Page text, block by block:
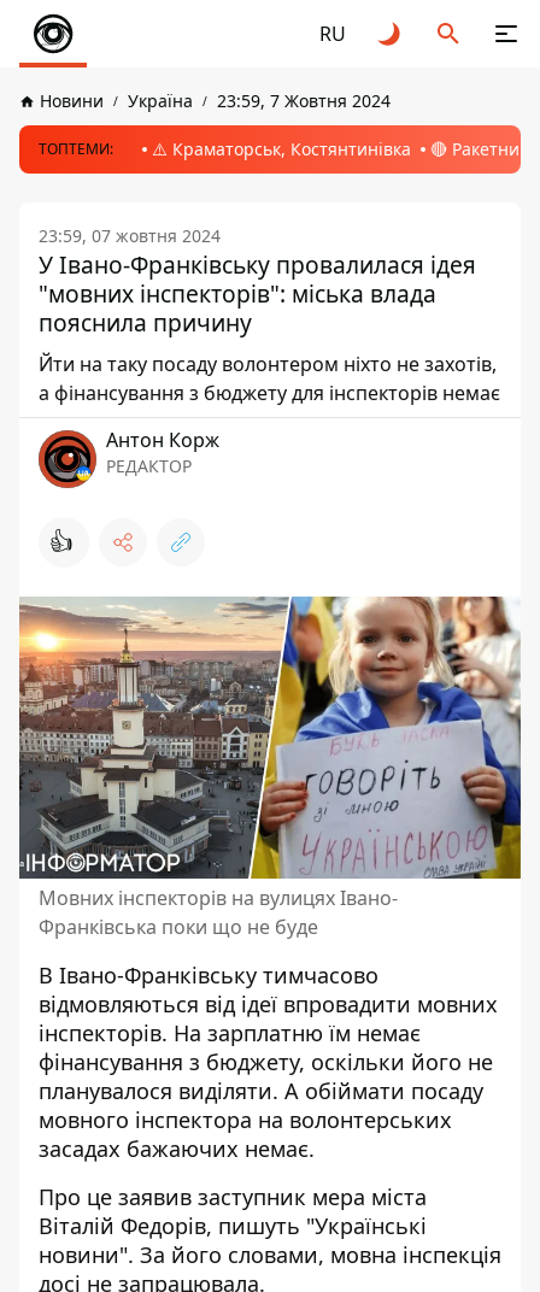
RU
Новини Україна 23:59, 7 Жовтня 2024
ТОПТЕМИ: ⚠️ Краматорськ, Костянтинівка 🔴 Ракетний
23:59, 07 жовтня 2024
У Івано-Франківську провалилася ідея
"мовних інспекторів": міська влада
пояснила причину
Йти на таку посаду волонтером ніхто не захотів,
а фінансування з бюджету для інспекторів немає
Антон Корж
РЕДАКТОР
👍
Мовних інспекторів на вулицях Івано-
Франківська поки що не буде
В Івано-Франківську тимчасово
відмовляються від ідеї впровадити мовних
інспекторів. На зарплатню їм немає
фінансування з бюджету, оскільки його не
планувалося виділяти. А обіймати посаду
мовного інспектора на волонтерських
засадах бажаючих немає.
Про це заявив заступник мера міста
Віталій Федорів, пишуть "Українські
новини". За його словами, мовна інспекція
досі не запрацювала.